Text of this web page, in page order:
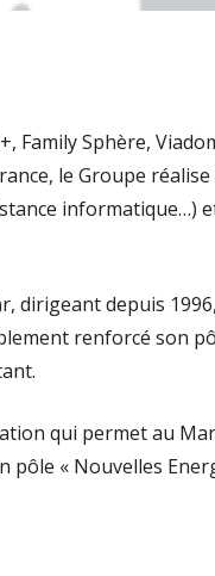
Family Sphère,
le Groupe
informatique…)
dirigeant depuis
renforcé son
qui permet au
pôle « Nouvelles